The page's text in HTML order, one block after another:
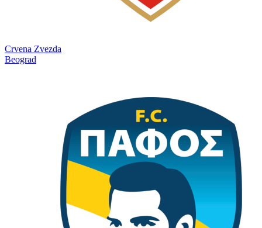
Crvena Zvezda
Beograd